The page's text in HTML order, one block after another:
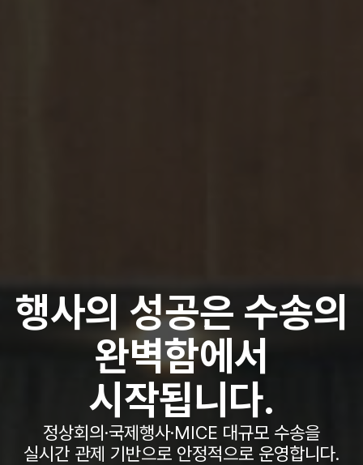
행사의 성공은 수송의
완벽함에서
시작됩니다.
정상회의·국제행사·MICE 대규모 수송을
실시간 관제 기반으로 안정적으로 운영합니다.